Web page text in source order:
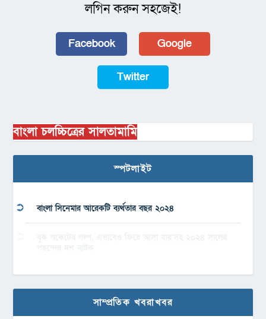
লগিন করুন সহজেই!
Facebook Google
Twitter
বাংলা চলচ্চিত্রের সালতামামি
স্পটলাইট
বাংলা সিনেমার আরেকটি ব্যর্থতার বছর ২০২৪
সাম্প্রতিক খবরাখবর